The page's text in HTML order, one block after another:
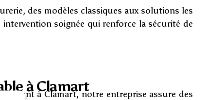
des modèles classiques aux solutions les
soignée qui renforce la sécurité de
à Clamart
à Clamart, notre entreprise assure des